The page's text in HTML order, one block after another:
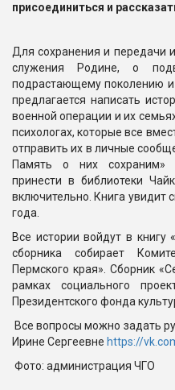
присоединиться и
Для сохранения и передачи
служения Родине, о
подрастающему поколению
предлагается написать
военной операции и их
психологах, которые все
отправить их в личные
Память о них сохраним»
принести в библиотеки
включительно. Книга увидит
года.
Все истории войдут в
сборника собирает
Пермского края». Сборник
рамках социального
Президентского фонда
Все вопросы можно задать
Ирине Сергеевне https://
Фото: администрация ЧГО